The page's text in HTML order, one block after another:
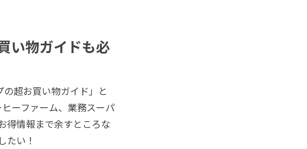
い物ガイドも必
超お買い物ガイド」と
ーファーム、業務スーパ
得情報まで余すところな
たい！